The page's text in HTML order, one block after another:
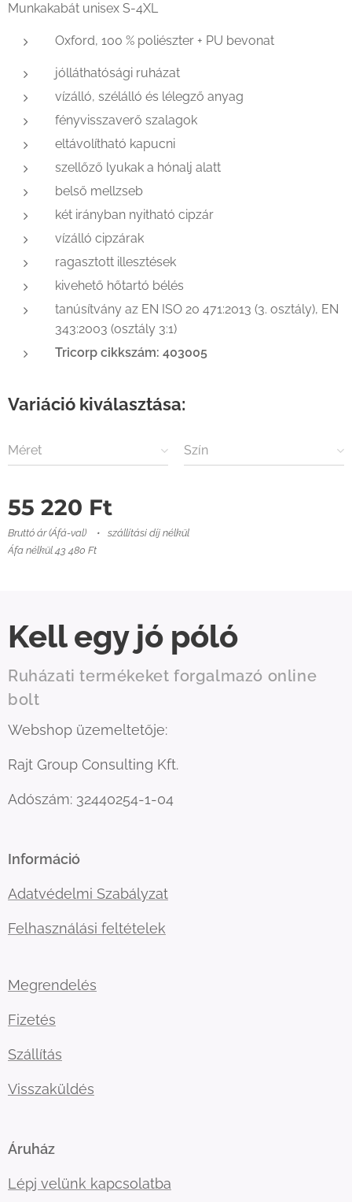
Munkakabát unisex S-4XL
Oxford, 100 % poliészter + PU bevonat
jólláthatósági ruházat
vízálló, szélálló és lélegző anyag
fényvisszaverő szalagok
eltávolítható kapucni
szellőző lyukak a hónalj alatt
belső mellzseb
két irányban nyitható cipzár
vízálló cipzárak
ragasztott illesztések
kivehető hőtartó bélés
tanúsítvány az EN ISO 20 471:2013 (3. osztály), EN
343:2003 (osztály 3:1)
Tricorp cikkszám: 403005
Variáció kiválasztása:
Méret Szín
55 220 Ft
Bruttó ár (Áfá-val)
szállítási díj nélkül
Áfa nélkül 43 480 Ft
Kell egy jó póló
Ruházati termékeket forgalmazó online
bolt
Webshop üzemeltetője:
Rajt Group Consulting Kft.
Adószám: 32440254-1-04
Információ
Adatvédelmi Szabályzat
Felhasználási feltételek
Megrendelés
Fizetés
Szállítás
Visszaküldés
Áruház
Lépj velünk kapcsolatba